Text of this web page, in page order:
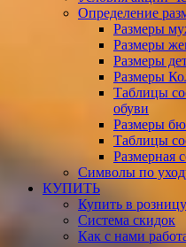
Определение
Размеры
Размеры
Размеры
Размеры
Таблицы
обуви
Размеры
Таблицы
Размерная
Символы по
КУПИТЬ
Купить в розницу
Система скидок
Как с нами